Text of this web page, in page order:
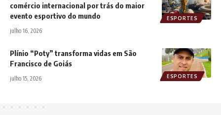
ESPORTES
comércio internacional por trás do maior
evento esportivo do mundo
julho 16, 2026
ESPORTES
Plínio “Poty” transforma vidas em São
Francisco de Goiás
julho 15, 2026